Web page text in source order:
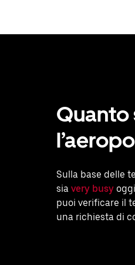
Quanto
Sulla base delle
sia very busy
puoi verificare il
una richiesta di